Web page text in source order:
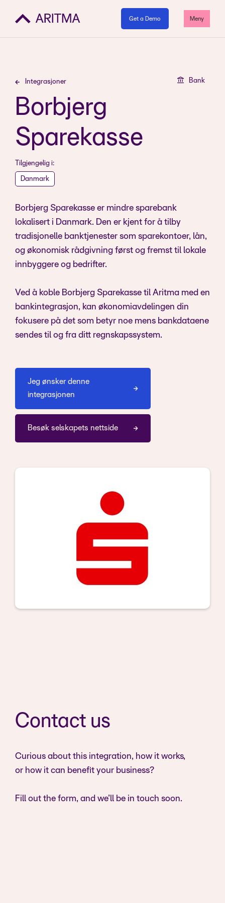
Get a Demo Meny
Integrasjoner Bank
Borbjerg
Sparekasse
Tilgjengelig i:
Danmark
Borbjerg Sparekasse er mindre sparebank
lokalisert i Danmark. Den er kjent for å tilby
tradisjonelle banktjenester som sparekontoer, lån,
og økonomisk rådgivning først og fremst til lokale
innbyggere og bedrifter.
Ved å koble Borbjerg Sparekasse til Aritma med en
bankintegrasjon, kan økonomiavdelingen din
fokusere på det som betyr noe mens bankdataene
sendes til og fra ditt regnskapssystem.
Jeg ønsker denne
integrasjonen
Besøk selskapets nettside
Contact us
Curious about this integration, how it works,
or how it can benefit your business?
Fill out the form, and we’ll be in touch soon.